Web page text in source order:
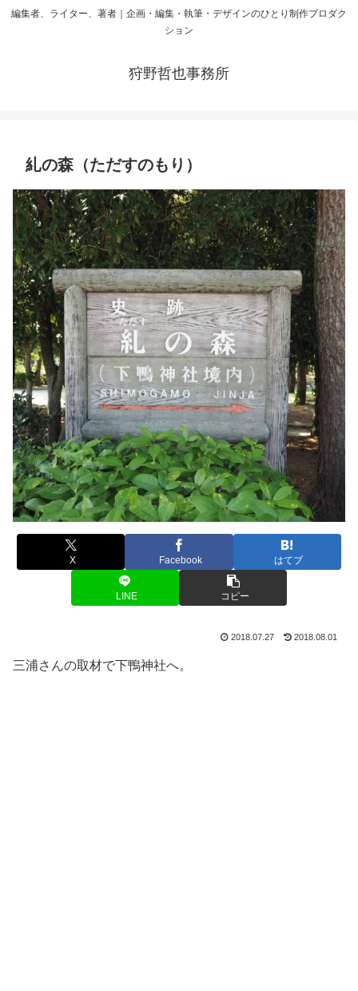
編集者、ライター、著者｜企画・編集・執筆・デザインのひとり制作プロダク
ション
狩野哲也事務所
糺の森（ただすのもり）
X Facebook はてブ
LINE コピー
2018.07.27 2018.08.01
三浦さんの取材で下鴨神社へ。